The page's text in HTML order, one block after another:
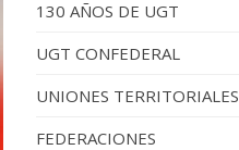
130 AÑOS DE UGT
UGT CONFEDERAL
UNIONES TERRITORIALES
FEDERACIONES